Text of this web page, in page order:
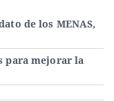
de los MENAS,
para mejorar la